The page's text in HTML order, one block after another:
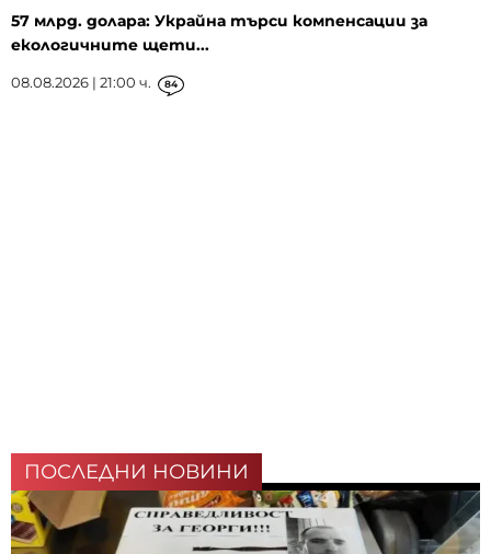
57 млрд. долара: Украйна търси компенсации за
екологичните щети...
08.08.2026 | 21:00 ч. 84
ПОСЛЕДНИ НОВИНИ